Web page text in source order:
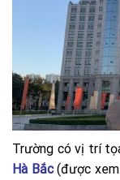
Trường có vị trí
Hà Bắc (được